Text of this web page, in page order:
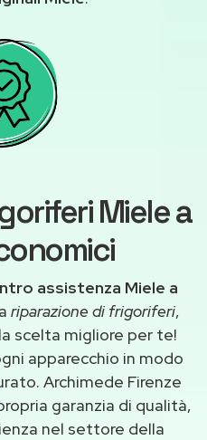
Miele a
assistenza Miele a
riparazione di frigoriferi,
scelta migliore per te!
apparecchio in modo
Archimede Firenze
garanzia di qualità,
nel settore della